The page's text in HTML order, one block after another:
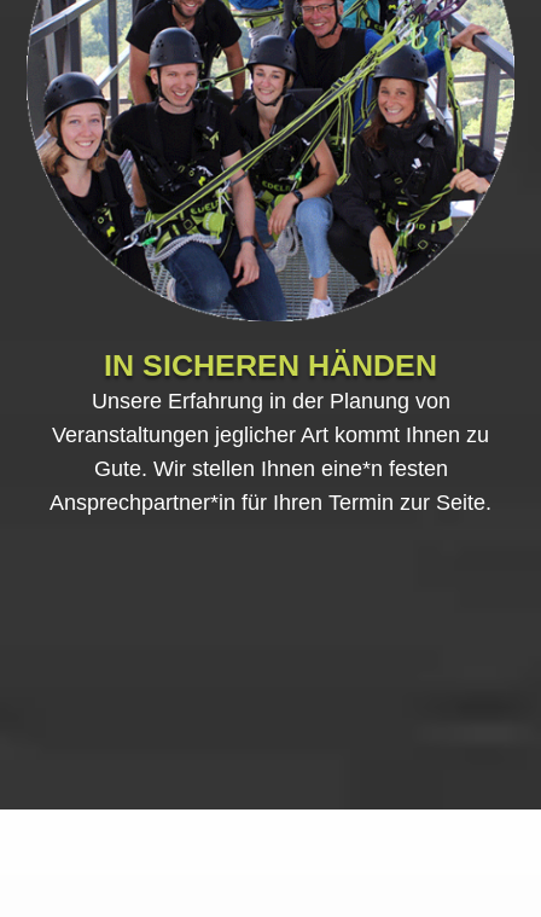
IN SICHEREN HÄNDEN
Unsere Erfahrung in der Planung von
Veranstaltungen jeglicher Art kommt Ihnen zu
Gute. Wir stellen Ihnen eine*n festen
Ansprechpartner*in für Ihren Termin zur Seite.